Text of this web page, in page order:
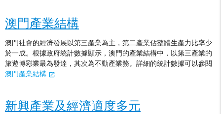
澳門產業結構
澳門社會的經濟發展以第三產業為主，第二產業佔整體生產力比率少
於一成。根據政府統計數據顯示，澳門的產業結構中，以第三產業的
旅遊博彩業最為發達，其次為不動產業務。詳細的統計數據可以參閱
澳門產業結構
新興產業及經濟適度多元